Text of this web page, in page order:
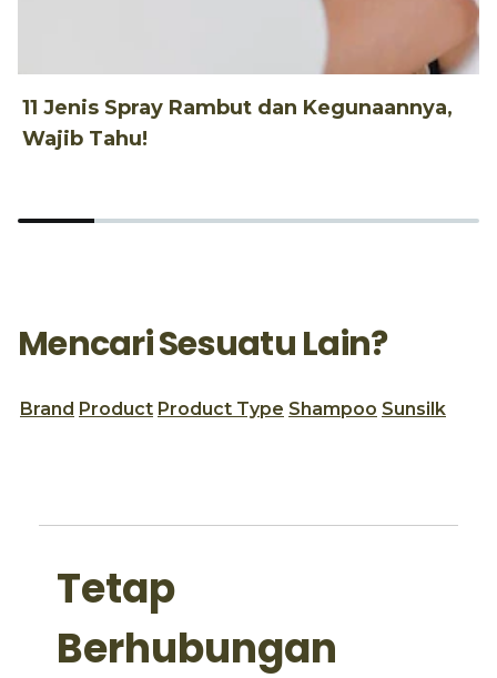
11 Jenis Spray Rambut dan Kegunaannya,
Wajib Tahu!
Mencari Sesuatu Lain?
Brand Product Product Type Shampoo Sunsilk
Tetap
Berhubungan